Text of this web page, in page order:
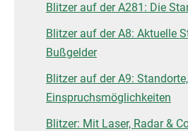
Blitzer auf der A281: Die
Blitzer auf der A8: Aktuelle
Bußgelder
Blitzer auf der A9:
Einspruchsmöglichkeiten
Blitzer: Mit Laser, Radar &